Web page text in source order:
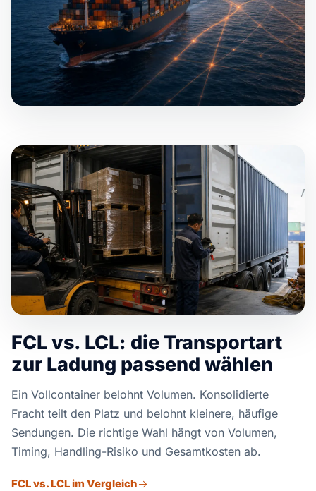
FCL vs. LCL: die Transportart
zur Ladung passend wählen
Ein Vollcontainer belohnt Volumen. Konsolidierte
Fracht teilt den Platz und belohnt kleinere, häufige
Sendungen. Die richtige Wahl hängt von Volumen,
Timing, Handling-Risiko und Gesamtkosten ab.
FCL vs. LCL im Vergleich